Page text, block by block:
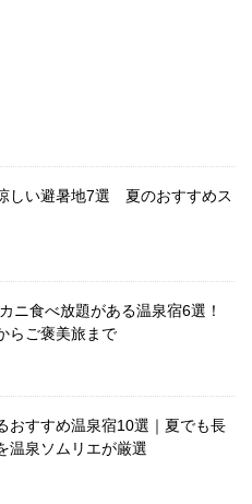
しい避暑地7選 夏のおすすめス
ニ食べ放題がある温泉宿6選！
らご褒美旅まで
おすすめ温泉宿10選｜夏でも長
温泉ソムリエが厳選